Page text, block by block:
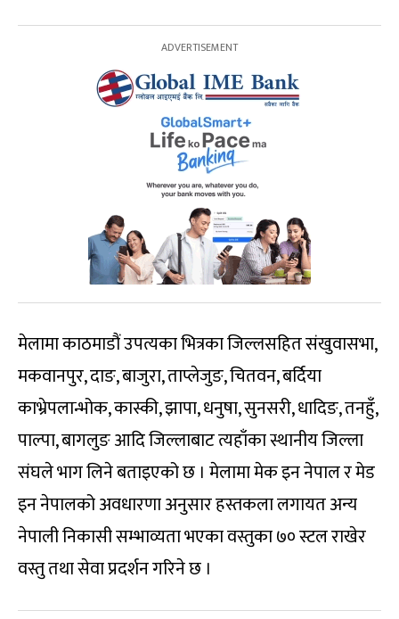
मेलामा काठमाडौं उपत्यका भित्रका जिल्लसहित संखुवासभा,
मकवानपुर, दाङ, बाजुरा, ताप्लेजुङ, चितवन, बर्दिया
काभ्रेपलान्भोक, कास्की, झापा, धनुषा, सुनसरी, धादिङ, तनहुँ,
पाल्पा, बागलुङ आदि जिल्लाबाट त्यहाँका स्थानीय जिल्ला
संघले भाग लिने बताइएको छ । मेलामा मेक इन नेपाल र मेड
इन नेपालको अवधारणा अनुसार हस्तकला लगायत अन्य
नेपाली निकासी सम्भाव्यता भएका वस्तुका ७० स्टल राखेर
वस्तु तथा सेवा प्रदर्शन गरिने छ ।